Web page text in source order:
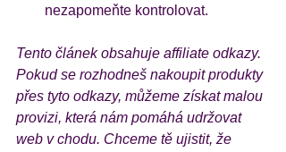
nezapomeňte kontrolovat.
Tento článek obsahuje affiliate odkazy.
Pokud se rozhodneš nakoupit produkty
přes tyto odkazy, můžeme získat malou
provizi, která nám pomáhá udržovat
web v chodu. Chceme tě ujistit, že